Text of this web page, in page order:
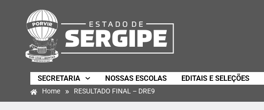
SECRETARIA NOSSAS ESCOLAS EDITAIS E SELEÇÕES
Home » RESULTADO FINAL – DRE9